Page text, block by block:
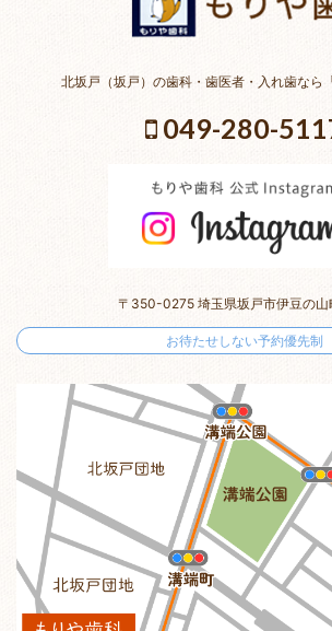
北坂戸（坂戸）の歯科・歯医者・入れ歯なら
049-280-
〒350-0275 埼玉県坂戸市伊豆の
お待たせしない予約優先制